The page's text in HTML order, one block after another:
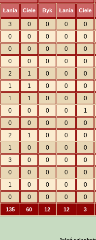
Łania Ciele Byk Łania Ciele
3 0 0 0
0
0 0 0 0
0
0 0 0 0
0
0 0 0 0
0
2 1 0 0
0
1 1 0 0
0
1 1 0 0
0
0 0 0 0
1
0 0 0 0
0
2 1 0 0
0
1 0 0 0
0
3 0 0 0
0
0 0 0 0
0
1 0 0 0
0
0 0 0 0 0
135 60 12 12 3